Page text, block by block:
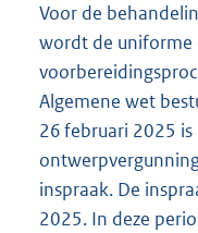
Voor de
wordt de uniforme
Algemene wet
26 februari 2025
inspraak. De
2025. In deze